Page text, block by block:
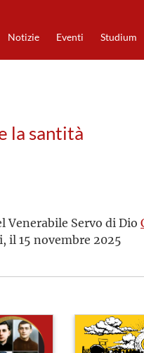
Notizie Eventi Studium
la santità
Venerabile Servo di Dio
il 15 novembre 2025